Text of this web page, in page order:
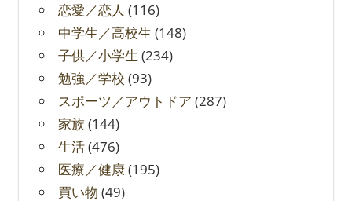
恋愛／恋人 (116)
中学生／高校生 (148)
子供／小学生 (234)
勉強／学校 (93)
スポーツ／アウトドア (287)
家族(144)
生活(476)
医療／健康(195)
買い物 (49)